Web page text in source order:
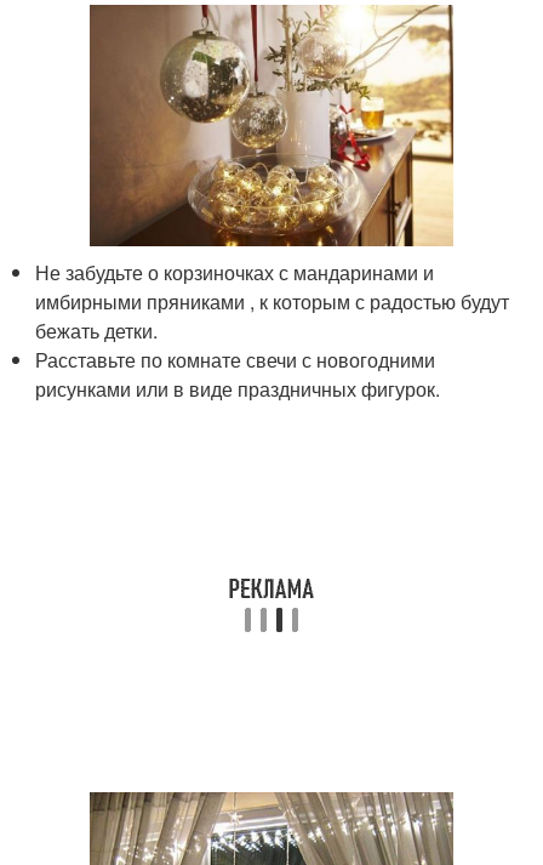
Не забудьте о корзиночках с мандаринами и
имбирными пряниками , к которым с радостью будут
бежать детки.
Расставьте по комнате свечи с новогодними
рисунками или в виде праздничных фигурок.